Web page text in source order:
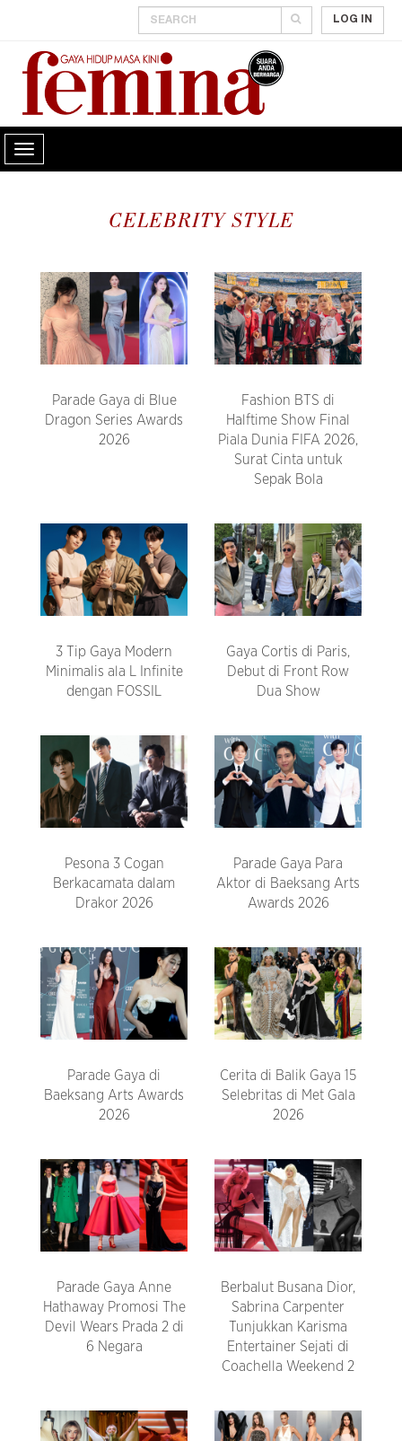
LOG IN
CELEBRITY STYLE
Parade Gaya di Blue
Dragon Series Awards
2026
Fashion BTS di
Halftime Show Final
Piala Dunia FIFA 2026,
Surat Cinta untuk
Sepak Bola
3 Tip Gaya Modern
Minimalis ala L Infinite
dengan FOSSIL
Gaya Cortis di Paris,
Debut di Front Row
Dua Show
Pesona 3 Cogan
Berkacamata dalam
Drakor 2026
Parade Gaya Para
Aktor di Baeksang Arts
Awards 2026
Parade Gaya di
Baeksang Arts Awards
2026
Cerita di Balik Gaya 15
Selebritas di Met Gala
2026
Parade Gaya Anne
Hathaway Promosi The
Devil Wears Prada 2 di
6 Negara
Berbalut Busana Dior,
Sabrina Carpenter
Tunjukkan Karisma
Entertainer Sejati di
Coachella Weekend 2